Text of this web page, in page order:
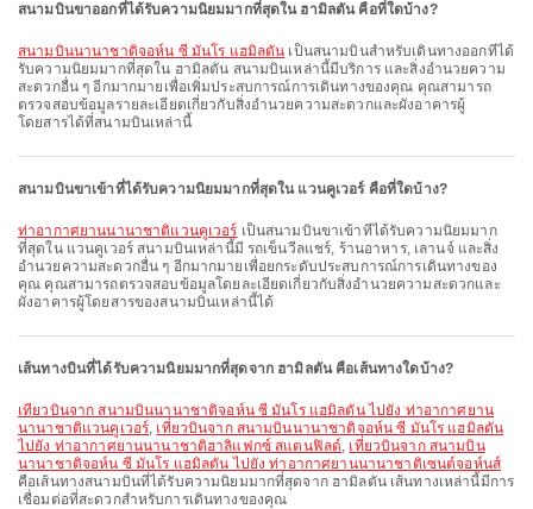
สนามบินขาออกที่ได้รับความนิยมมากที่สุดใน ฮามิลตัน คือที่ใดบ้าง?
สนามบินนานาชาติจอห์น ซี มันโร แฮมิลตัน เป็นสนามบินสำหรับเดินทางออกที่ได้
รับความนิยมมากที่สุดใน ฮามิลตัน สนามบินเหล่านี้มีบริการ และสิ่งอำนวยความ
สะดวกอื่น ๆ อีกมากมายเพื่อเพิ่มประสบการณ์การเดินทางของคุณ คุณสามารถ
ตรวจสอบข้อมูลรายละเอียดเกี่ยวกับสิ่งอำนวยความสะดวกและผังอาคารผู้
โดยสารได้ที่สนามบินเหล่านี้
สนามบินขาเข้าที่ได้รับความนิยมมากที่สุดใน แวนคูเวอร์ คือที่ใดบ้าง?
ท่าอากาศยานนานาชาติแวนคูเวอร์ เป็นสนามบินขาเข้าที่ได้รับความนิยมมาก
ที่สุดใน แวนคูเวอร์ สนามบินเหล่านี้มี รถเข็นวีลแชร์, ร้านอาหาร, เลานจ์ และสิ่ง
อำนวยความสะดวกอื่น ๆ อีกมากมายเพื่อยกระดับประสบการณ์การเดินทางของ
คุณ คุณสามารถตรวจสอบข้อมูลโดยละเอียดเกี่ยวกับสิ่งอำนวยความสะดวกและ
ผังอาคารผู้โดยสารของสนามบินเหล่านี้ได้
เส้นทางบินที่ได้รับความนิยมมากที่สุดจาก ฮามิลตัน คือเส้นทางใดบ้าง?
เที่ยวบินจาก สนามบินนานาชาติจอห์น ซี มันโร แฮมิลตัน ไปยัง ท่าอากาศยาน
นานาชาติแวนคูเวอร์, เที่ยวบินจาก สนามบินนานาชาติจอห์น ซี มันโร แฮมิลตัน
ไปยัง ท่าอากาศยานนานาชาติฮาลิแฟกซ์ สแตนฟิลด์, เที่ยวบินจาก สนามบิน
นานาชาติจอห์น ซี มันโร แฮมิลตัน ไปยัง ท่าอากาศยานนานาชาติเซนต์จอห์นส์
คือเส้นทางสนามบินที่ได้รับความนิยมมากที่สุดจาก ฮามิลตัน เส้นทางเหล่านี้มีการ
เชื่อมต่อที่สะดวกสำหรับการเดินทางของคุณ